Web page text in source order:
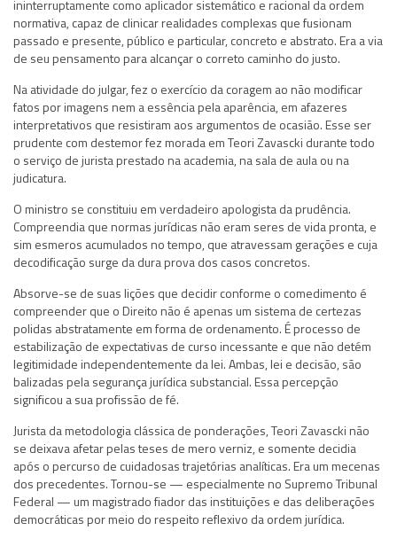
ininterruptamente como aplicador sistemático e racional da ordem
normativa, capaz de clinicar realidades complexas que fusionam
passado e presente, público e particular, concreto e abstrato. Era a via
de seu pensamento para alcançar o correto caminho do justo.
Na atividade do julgar, fez o exercício da coragem ao não modificar
fatos por imagens nem a essência pela aparência, em afazeres
interpretativos que resistiram aos argumentos de ocasião. Esse ser
prudente com destemor fez morada em Teori Zavascki durante todo
o serviço de jurista prestado na academia, na sala de aula ou na
judicatura.
O ministro se constituiu em verdadeiro apologista da prudência.
Compreendia que normas jurídicas não eram seres de vida pronta, e
sim esmeros acumulados no tempo, que atravessam gerações e cuja
decodificação surge da dura prova dos casos concretos.
Absorve-se de suas lições que decidir conforme o comedimento é
compreender que o Direito não é apenas um sistema de certezas
polidas abstratamente em forma de ordenamento. É processo de
estabilização de expectativas de curso incessante e que não detém
legitimidade independentemente da lei. Ambas, lei e decisão, são
balizadas pela segurança jurídica substancial. Essa percepção
significou a sua profissão de fé.
Jurista da metodologia clássica de ponderações, Teori Zavascki não
se deixava afetar pelas teses de mero verniz, e somente decidia
após o percurso de cuidadosas trajetórias analíticas. Era um mecenas
dos precedentes. Tornou-se — especialmente no Supremo Tribunal
Federal — um magistrado fiador das instituições e das deliberações
democráticas por meio do respeito reflexivo da ordem jurídica.